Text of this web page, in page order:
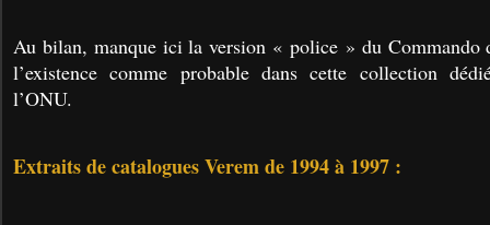
Au bilan, manque ici la version « police » du Commando
l’existence comme probable dans cette collection
l’ONU.
Extraits de catalogues Verem de 1994 à 1997 :